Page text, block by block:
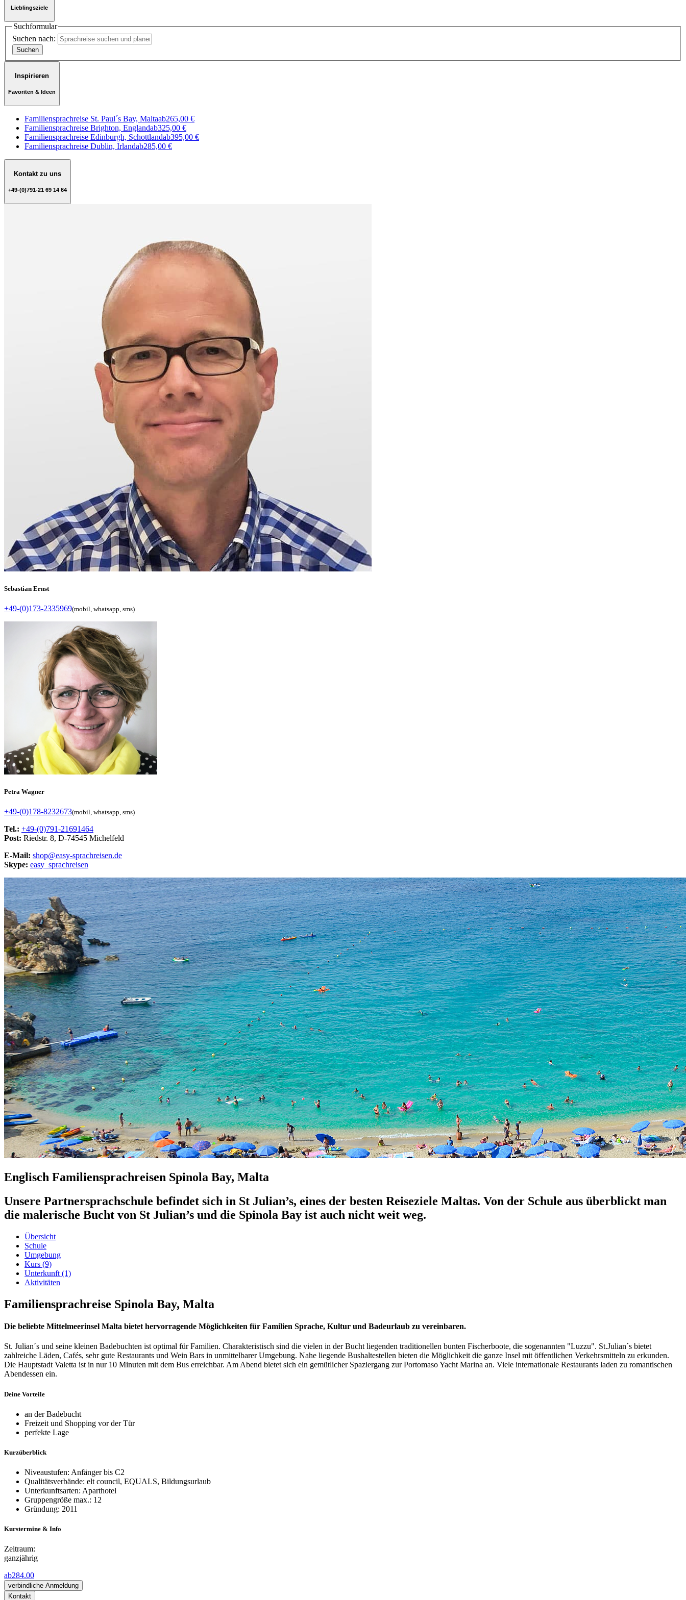
Lieblingsziele
Suchformular
Suchen nach:
Inspirieren
Favoriten & Ideen
Familiensprachreise St. Paul´s Bay, Maltaab265,00 €
Familiensprachreise Brighton, Englandab325,00 €
Familiensprachreise Edinburgh, Schottlandab395,00 €
Familiensprachreise Dublin, Irlandab285,00 €
Kontakt zu uns
+49-(0)791-21 69 14 64
Sebastian Ernst
+49-(0)173-2335969(mobil, whatsapp, sms)
Petra Wagner
+49-(0)178-8232673(mobil, whatsapp, sms)
Tel.: +49-(0)791-21691464
Post: Riedstr. 8, D-74545 Michelfeld
E-Mail: shop@easy-sprachreisen.de
Skype: easy_sprachreisen
Englisch Familiensprachreisen Spinola Bay, Malta
Unsere Partnersprachschule befindet sich in St Julian’s, eines der besten Reiseziele Maltas. Von der Schule aus überblickt man
die malerische Bucht von St Julian’s und die Spinola Bay ist auch nicht weit weg.
Übersicht
Schule
Umgebung
Kurs (9)
Unterkunft (1)
Aktivitäten
Familiensprachreise Spinola Bay, Malta
Die beliebte Mittelmeerinsel Malta bietet hervorragende Möglichkeiten für Familien Sprache, Kultur und Badeurlaub zu vereinbaren.
St. Julian´s und seine kleinen Badebuchten ist optimal für Familien. Charakteristisch sind die vielen in der Bucht liegenden traditionellen bunten Fischerboote, die sogenannten "Luzzu". St.Julian´s bietet
zahlreiche Läden, Cafés, sehr gute Restaurants und Wein Bars in unmittelbarer Umgebung. Nahe liegende Bushaltestellen bieten die Möglichkeit die ganze Insel mit öffentlichen Verkehrsmitteln zu erkunden.
Die Hauptstadt Valetta ist in nur 10 Minuten mit dem Bus erreichbar. Am Abend bietet sich ein gemütlicher Spaziergang zur Portomaso Yacht Marina an. Viele internationale Restaurants laden zu romantischen
Abendessen ein.
Deine Vorteile
an der Badebucht
Freizeit und Shopping vor der Tür
perfekte Lage
Kurzüberblick
Niveaustufen: Anfänger bis C2
Qualitätsverbände: elt council, EQUALS, Bildungsurlaub
Unterkunftsarten: Aparthotel
Gruppengröße max.: 12
Gründung: 2011
Kurstermine & Info
Zeitraum:
ganzjährig
ab284.00
verbindliche Anmeldung
Kontakt